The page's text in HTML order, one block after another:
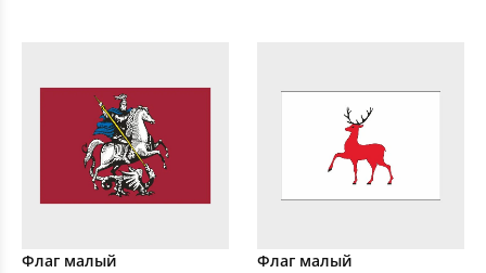
Флаг малый
Флаг малый